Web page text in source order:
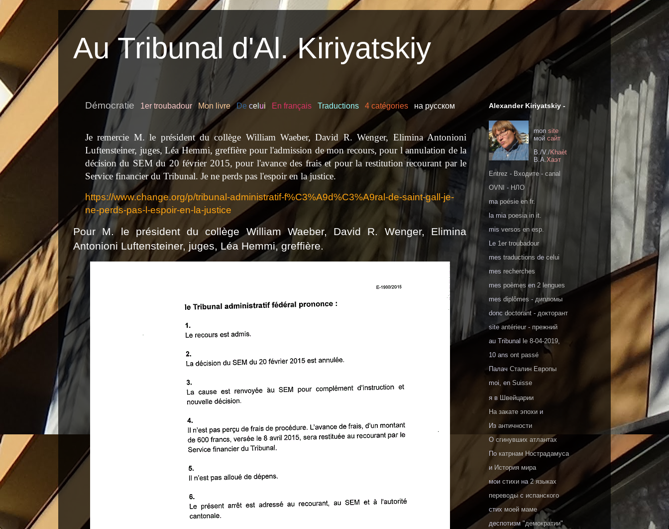
Au Tribunal d'Al. Kiriyatskiy
Démocratie 1er troubadour Mon livre De cel ui En français Traductions 4 catégories на русском
Je remercie M. le président du collège WilliamWaeber, David R.Wenger, Elimina Antonioni
Luftensteiner, juges, LéaHemmi, greffière pour l'admission de mon recours, pour l annulation de la
décision du SEM du 20 février 2015, pour l'avance des frais et pour la restitution recourant par le
Service financier du Tribunal. Je ne perds pas l'espoir en la justice.
https://www.change.org/p/tribunal-administratif-f%C3%A9d%C3%A9ral-de-saint-gall-je-
ne-perds-pas-l-espoir-en-la-justice
Pour M. le président du collège William Waeber, David R. Wenger, Elimina
Antonioni Luftensteiner, juges, Léa Hemmi, greffière.
Alexander Kiriyatskiy -
mon site
мoй сайт
B./V./Khaèt
В.А.Хаэт
Entrez - Входите- canal
OVNI - НЛО
ma poésie en fr.
la mia poesia in it.
mis versos en esp.
Le 1er troubadour
mes traductions de celui
mes recherches
mes poèmes en 2 lengues
mes diplômes - дипломы
donc doctorant - докторант
site antérieur - прежний
au Tribunal le 8-04-2019,
10 ans ont passé
Палач Сталин Европы
moi, en Suisse
я в Швейцарии
На закате эпохи и
Из античности
О сгинувших атлантах
По катрнам Нострадамуса
и История мира
мои стихи на 2 языках
переводы с испанского
стих моей маме
деспотизм"демократии"